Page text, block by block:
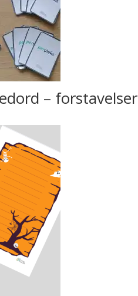
– forstavelser